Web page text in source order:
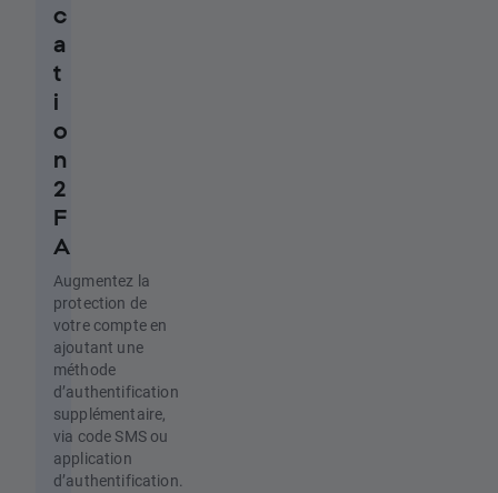
c
a
t
i
o
n
2
F
A
Augmentez la
protection de
votre compte en
ajoutant une
méthode
d’authentification
supplémentaire,
via code SMS ou
application
d’authentification.